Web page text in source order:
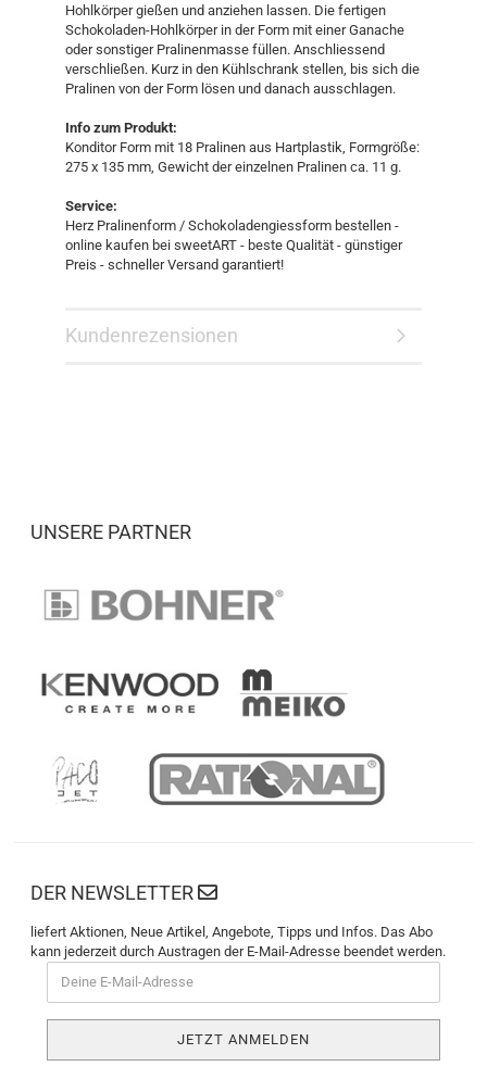
Hohlkörper gießen und anziehen lassen. Die fertigen
Schokoladen-Hohlkörper in der Form mit einer Ganache
oder sonstiger Pralinenmasse füllen. Anschliessend
verschließen. Kurz in den Kühlschrank stellen, bis sich die
Pralinen von der Form lösen und danach ausschlagen.
Info zum Produkt:
Konditor Form mit 18 Pralinen aus Hartplastik, Formgröße:
275 x 135 mm, Gewicht der einzelnen Pralinen ca. 11 g.
Service:
Herz Pralinenform / Schokoladengiessform bestellen -
online kaufen bei sweetART - beste Qualität - günstiger
Preis - schneller Versand garantiert!
Kundenrezensionen
UNSERE PARTNER
DER NEWSLETTER
liefert Aktionen, Neue Artikel, Angebote, Tipps und Infos. Das Abo
kann jederzeit durch Austragen der E-Mail-Adresse beendet werden.